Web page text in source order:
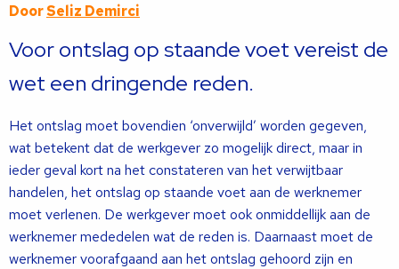
DoorSeliz Demirci
Voor ontslag op staande voet vereist de
wet een dringende reden.
Het ontslag moet bovendien ‘onverwijld’ worden gegeven,
wat betekent dat de werkgever zo mogelijk direct, maar in
ieder geval kort na het constateren van het verwijtbaar
handelen, het ontslag op staande voet aan de werknemer
moet verlenen. De werkgever moet ook onmiddellijk aan de
werknemer mededelen wat de reden is. Daarnaast moet de
werknemer voorafgaand aan het ontslag gehoord zijn en